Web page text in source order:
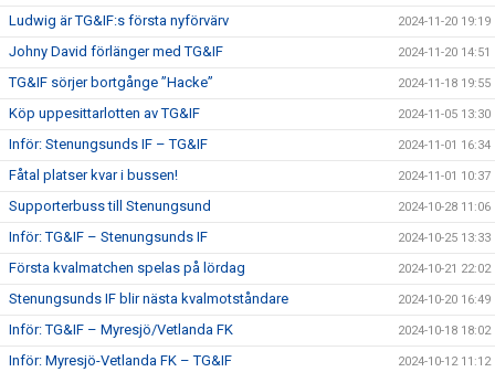
Ludwig är TG&IF:s första nyförvärv 2024-11-20 19:19
Johny David förlänger med TG&IF 2024-11-20 14:51
TG&IF sörjer bortgånge ”Hacke” 2024-11-18 19:55
Köp uppesittarlotten av TG&IF 2024-11-05 13:30
Inför: Stenungsunds IF – TG&IF 2024-11-01 16:34
Fåtal platser kvar i bussen! 2024-11-01 10:37
Supporterbuss till Stenungsund 2024-10-28 11:06
Inför: TG&IF – Stenungsunds IF 2024-10-25 13:33
Första kvalmatchen spelas på lördag 2024-10-21 22:02
Stenungsunds IF blir nästa kvalmotståndare 2024-10-20 16:49
Inför: TG&IF – Myresjö/Vetlanda FK 2024-10-18 18:02
Inför: Myresjö-Vetlanda FK – TG&IF 2024-10-12 11:12